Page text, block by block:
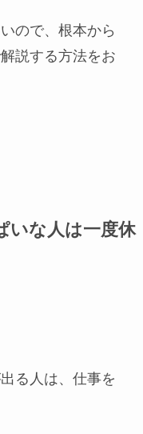
ので、根本から
説する方法をお
いな人は一度休
る人は、仕事を